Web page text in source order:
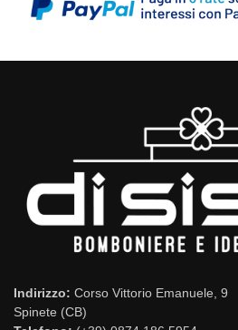
Indirizzo: Corso Vittorio Emanuele, 9
Spinete (CB)